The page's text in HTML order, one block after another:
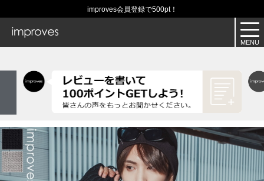
improves会員登録で500pt！